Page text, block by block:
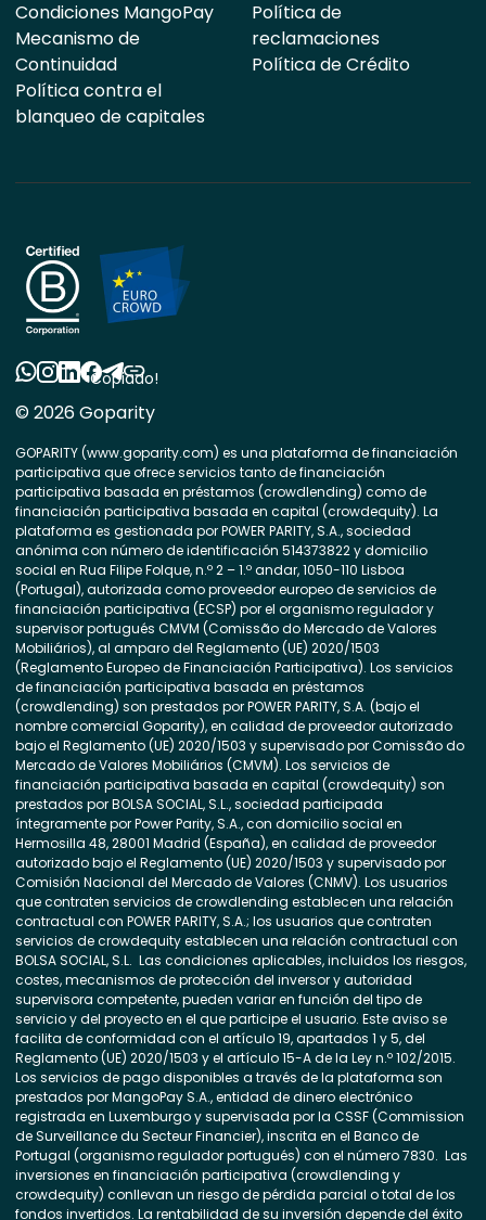
Condiciones MangoPay
Mecanismo de
Continuidad
Política contra el
blanqueo de capitales
Política de
reclamaciones
Política de Crédito
© 2026 Goparity
GOPARITY (www.goparity.com) es una plataforma de financiación
participativa que ofrece servicios tanto de financiación
participativa basada en préstamos (crowdlending) como de
financiación participativa basada en capital (crowdequity). La
plataforma es gestionada por POWER PARITY, S.A., sociedad
anónima con número de identificación 514373822 y domicilio
social en Rua Filipe Folque, n.º 2 – 1.º andar, 1050-110 Lisboa
(Portugal), autorizada como proveedor europeo de servicios de
financiación participativa (ECSP) por el organismo regulador y
supervisor portugués CMVM (Comissão do Mercado de Valores
Mobiliários), al amparo del Reglamento (UE) 2020/1503
(Reglamento Europeo de Financiación Participativa). Los servicios
de financiación participativa basada en préstamos
(crowdlending) son prestados por POWER PARITY, S.A. (bajo el
nombre comercial Goparity), en calidad de proveedor autorizado
bajo el Reglamento (UE) 2020/1503 y supervisado por Comissão do
Mercado de Valores Mobiliários (CMVM). Los servicios de
financiación participativa basada en capital (crowdequity) son
prestados por BOLSA SOCIAL, S.L., sociedad participada
íntegramente por Power Parity, S.A., con domicilio social en
Hermosilla 48, 28001 Madrid (España), en calidad de proveedor
autorizado bajo el Reglamento (UE) 2020/1503 y supervisado por
Comisión Nacional del Mercado de Valores (CNMV). Los usuarios
que contraten servicios de crowdlending establecen una relación
contractual con POWER PARITY, S.A.; los usuarios que contraten
servicios de crowdequity establecen una relación contractual con
BOLSA SOCIAL, S.L. Las condiciones aplicables, incluidos los riesgos,
costes, mecanismos de protección del inversor y autoridad
supervisora competente, pueden variar en función del tipo de
servicio y del proyecto en el que participe el usuario. Este aviso se
facilita de conformidad con el artículo 19, apartados 1 y 5, del
Reglamento (UE) 2020/1503 y el artículo 15-A de la Ley n.º 102/2015.
Los servicios de pago disponibles a través de la plataforma son
prestados por MangoPay S.A., entidad de dinero electrónico
registrada en Luxemburgo y supervisada por la CSSF (Commission
de Surveillance du Secteur Financier), inscrita en el Banco de
Portugal (organismo regulador portugués) con el número 7830. Las
inversiones en financiación participativa (crowdlending y
crowdequity) conllevan un riesgo de pérdida parcial o total de los
fondos invertidos. La rentabilidad de su inversión depende del éxito
Copiado!